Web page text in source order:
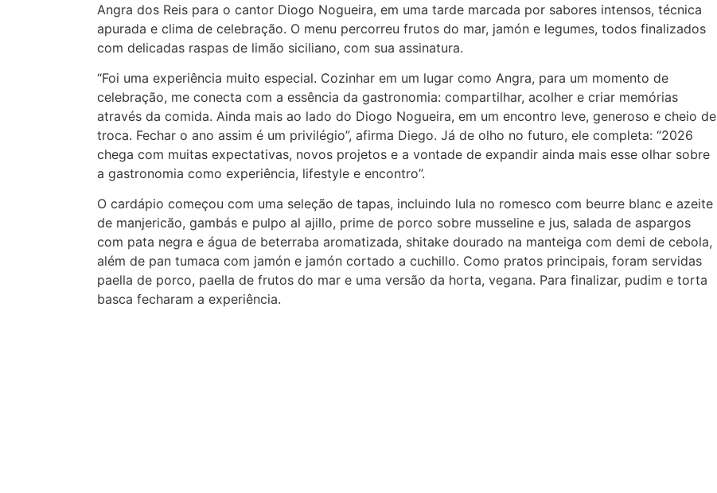
Angra dos Reis para o cantor Diogo Nogueira, em uma tarde marcada por sabores intensos, técnica
apurada e clima de celebração. O menu percorreu frutos do mar, jamón e legumes, todos finalizados
com delicadas raspas de limão siciliano, com sua assinatura.
“Foi uma experiência muito especial. Cozinhar em um lugar como Angra, para um momento de
celebração, me conecta com a essência da gastronomia: compartilhar, acolher e criar memórias
através da comida. Ainda mais ao lado do Diogo Nogueira, em um encontro leve, generoso e cheio de
troca. Fechar o ano assim é um privilégio”, afirma Diego. Já de olho no futuro, ele completa: “2026
chega com muitas expectativas, novos projetos e a vontade de expandir ainda mais esse olhar sobre
a gastronomia como experiência, lifestyle e encontro”.
O cardápio começou com uma seleção de tapas, incluindo lula no romesco com beurre blanc e azeite
de manjericão, gambás e pulpo al ajillo, prime de porco sobre musseline e jus, salada de aspargos
com pata negra e água de beterraba aromatizada, shitake dourado na manteiga com demi de cebola,
além de pan tumaca com jamón e jamón cortado a cuchillo. Como pratos principais, foram servidas
paella de porco, paella de frutos do mar e uma versão da horta, vegana. Para finalizar, pudim e torta
basca fecharam a experiência.